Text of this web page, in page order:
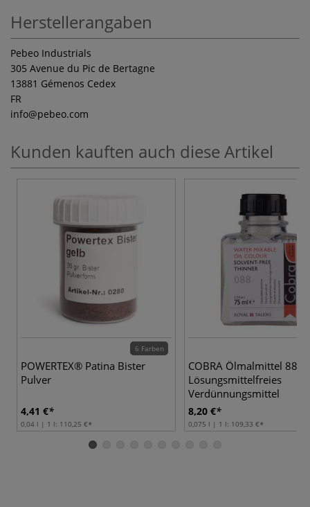
Herstellerangaben
Pebeo Industrials
305 Avenue du Pic de Bertagne
13881 Gémenos Cedex
FR
info@pebeo.com
Kunden kauften auch diese Artikel
6 Farben
POWERTEX® Patina Bister
Pulver
4,41 €
0,04 l | 1 l: 110,25 €
COBRA Ölmalmittel 88,
Lösungsmittelfreies
Verdünnungsmittel
8,20 €
0,075 l | 1 l: 109,33 €